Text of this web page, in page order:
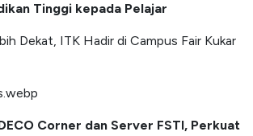
Tinggi kepada Pelajar
Dekat, ITK Hadir di Campus Fair Kukar
Corner dan Server FSTI, Perkuat